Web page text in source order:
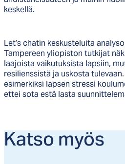
keskellä.
Let’s chatin keskusteluita
Tampereen yliopiston tutkijat
laajoista vaikutuksista lapsiin,
resilienssistä ja uskosta
esimerkiksi lapsen stressi
ettei sota estä lasta
Kat­so myös